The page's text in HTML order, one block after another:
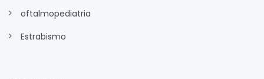
oftalmopediatria
Estrabismo